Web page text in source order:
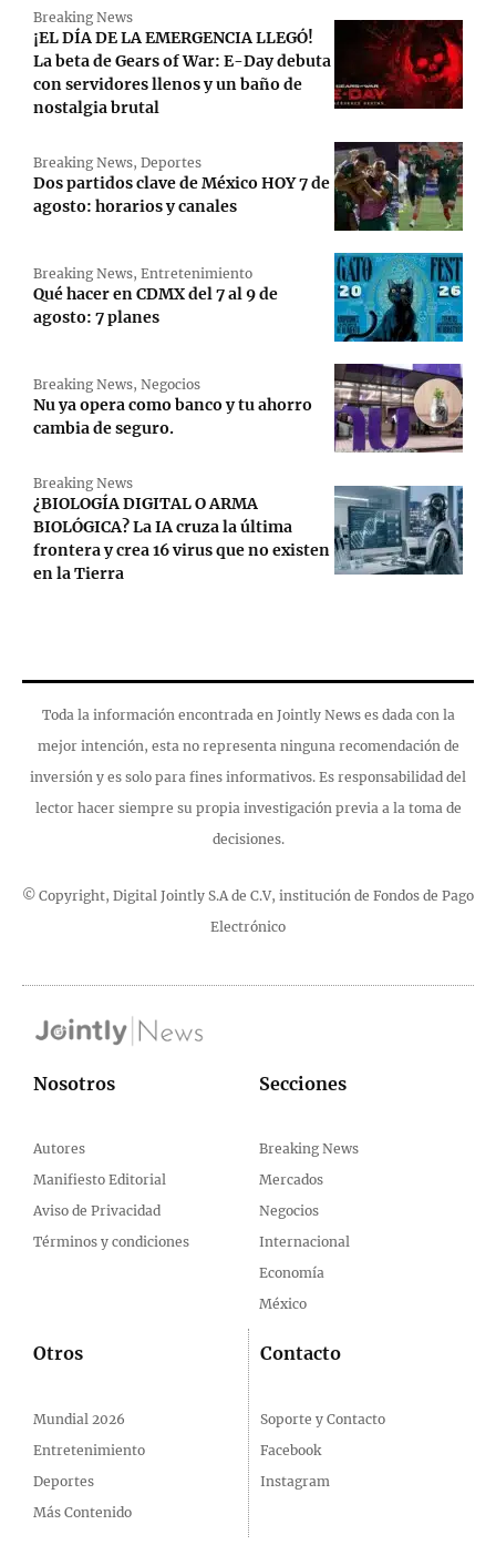
Breaking News
¡EL DÍA DE LA EMERGENCIA LLEGÓ!
La beta de Gears of War: E-Day debuta
con servidores llenos y un baño de
nostalgia brutal
Breaking News, Deportes
Dos partidos clave de México HOY 7 de
agosto: horarios y canales
Breaking News, Entretenimiento
Qué hacer en CDMX del 7 al 9 de
agosto: 7 planes
Breaking News, Negocios
Nu ya opera como banco y tu ahorro
cambia de seguro.
Breaking News
¿BIOLOGÍA DIGITAL O ARMA
BIOLÓGICA? La IA cruza la última
frontera y crea 16 virus que no existen
en la Tierra
Toda la información encontrada en Jointly News es dada con la
mejor intención, esta no representa ninguna recomendación de
inversión y es solo para fines informativos. Es responsabilidad del
lector hacer siempre su propia investigación previa a la toma de
decisiones.
© Copyright, Digital Jointly S.A de C.V, institución de Fondos de Pago
Electrónico
Nosotros
Autores
Manifiesto Editorial
Aviso de Privacidad
Términos y condiciones
Secciones
Breaking News
Mercados
Negocios
Internacional
Economía
México
Otros
Mundial 2026
Entretenimiento
Deportes
Más Contenido
Contacto
Soporte y Contacto
Facebook
Instagram